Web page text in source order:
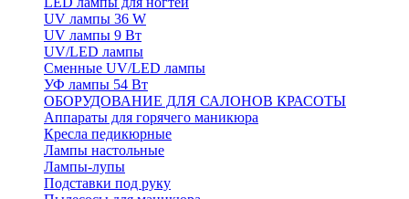
UV лампы 36 W
UV лампы 9 Вт
UV/LED лампы
Сменные UV/LED лампы
УФ лампы 54 Вт
ОБОРУДОВАНИЕ ДЛЯ САЛОНОВ КРАСОТЫ
Аппараты для горячего маникюра
Кресла педикюрные
Лампы настольные
Лампы-лупы
Подставки под руку